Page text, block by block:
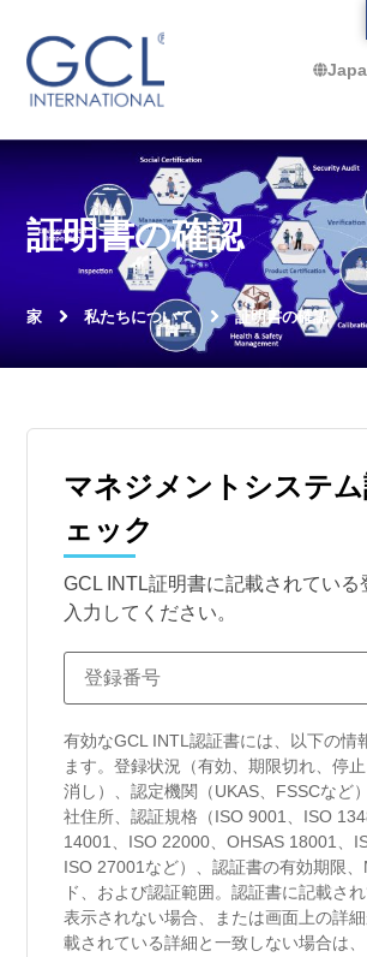
証明書の確認
家 私たちについて 証明書の確認
マネジメントシステ
ェック
GCL INTL証明書に記載されている
入力してください。
有効なGCL INTL認証書には、以下の情
ます。登録状況（有効、期限切れ、停
消し）、認定機関（UKAS、FSSCなど
社住所、認証規格（ISO 9001、ISO
14001、ISO 22000、OHSAS 18001、
ISO 27001など）、認証書の有効期限、
ド、および認証範囲。認証書に記載さ
表示されない場合、または画面上の詳
載されている詳細と一致しない場合は、